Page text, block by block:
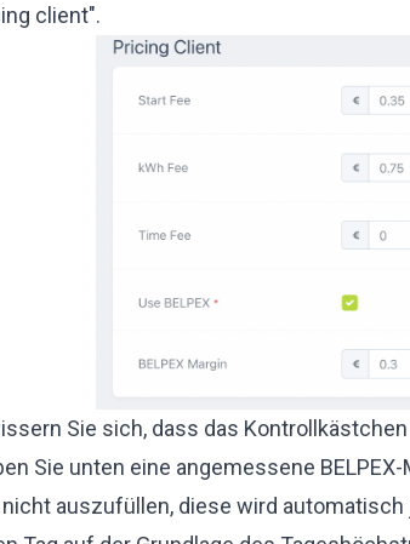
client".
Sie sich, dass das
Sie unten eine angemessene
nicht auszufüllen, diese wird